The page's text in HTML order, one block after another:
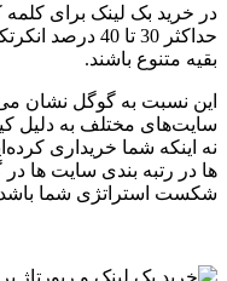
در خرید بک لینک برای
حداکثر 30 تا
بقیه متنوع باشند.
این نسبت به گوگل نشان
سایت‌های مختلف به دلیل
نه اینکه شما خریداری
ها در رتبه بندی سایت ها
شکست استراتژی شما